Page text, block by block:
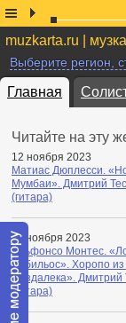
muzkarta.ru |
Выберите регион,
Главная
Читайте на эту
12 ноября 2023
Матиас Дюплесси.
Мумбаи». Дмитрий
(гитара)
11 ноября 2023
Альфонсо Монтес.
Хабильос». Хоропо
«Издалека». Дмитрий
(гитара)